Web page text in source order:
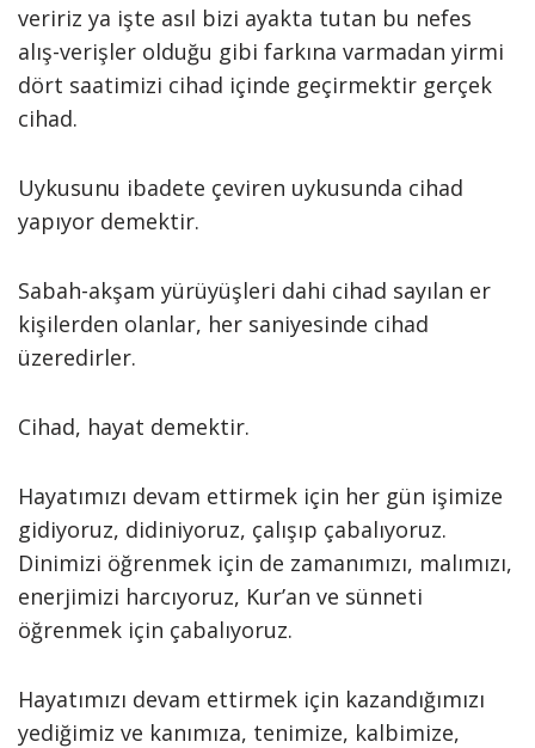
veririz ya işte asıl bizi ayakta tutan bu nefes
alış-verişler olduğu gibi farkına varmadan yirmi
dört saatimizi cihad içinde geçirmektir gerçek
cihad.
Uykusunu ibadete çeviren uykusunda cihad
yapıyor demektir.
Sabah-akşam yürüyüşleri dahi cihad sayılan er
kişilerden olanlar, her saniyesinde cihad
üzeredirler.
Cihad, hayat demektir.
Hayatımızı devam ettirmek için her gün işimize
gidiyoruz, didiniyoruz, çalışıp çabalıyoruz.
Dinimizi öğrenmek için de zamanımızı, malımızı,
enerjimizi harcıyoruz, Kur’an ve sünneti
öğrenmek için çabalıyoruz.
Hayatımızı devam ettirmek için kazandığımızı
yediğimiz ve kanımıza, tenimize, kalbimize,